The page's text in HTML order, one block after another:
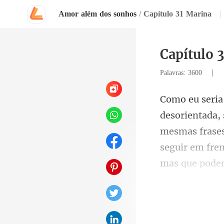
Amor além dos sonhos / Capítulo 31 Marina |
Capítulo
Palavras: 3600 |
mesmas
seguir em